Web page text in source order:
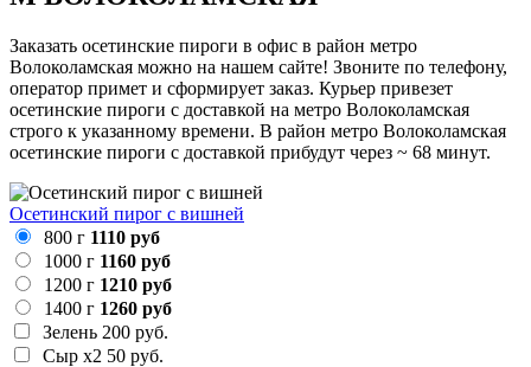
Заказать осетинские пироги в офис в район метро
Волоколамская можно на нашем сайте! Звоните по телефону,
оператор примет и сформирует заказ. Курьер привезет
осетинские пироги с доставкой на метро Волоколамская
строго к указанному времени. В район метро Волоколамская
осетинские пироги с доставкой прибудут через ~ 68 минут.
Осетинский пирог с вишней
800 г 1110 руб
1000 г 1160 руб
1200 г 1210 руб
1400 г 1260 руб
Зелень 200 руб.
Сыр х2 50 руб.